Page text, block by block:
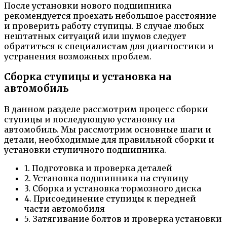
После установки нового подшипника
рекомендуется проехать небольшое расстояние
и проверить работу ступицы. В случае любых
нештатных ситуаций или шумов следует
обратиться к специалистам для диагностики и
устранения возможных проблем.
Сборка ступицы и установка на
автомобиль
В данном разделе рассмотрим процесс сборки
ступицы и последующую установку на
автомобиль. Мы рассмотрим основные шаги и
детали, необходимые для правильной сборки и
установки ступичного подшипника.
1. Подготовка и проверка деталей
2. Установка подшипника на ступицу
3. Сборка и установка тормозного диска
4. Присоединение ступицы к передней
части автомобиля
5. Затягивание болтов и проверка установки